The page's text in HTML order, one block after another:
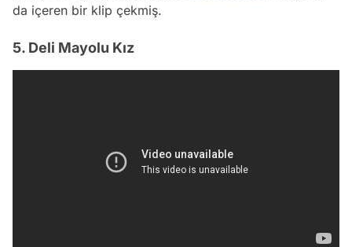
da içeren bir klip çekmiş.
5. Deli Mayolu Kız